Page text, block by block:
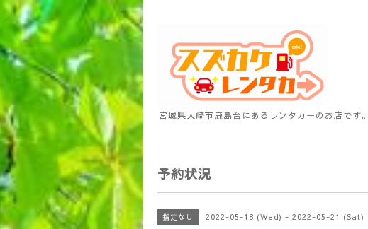
宮城県大崎市鹿島台にあるレンタカーのお店です。
予約状況
指定なし 2022-05-18 (Wed) - 2022-05-21 (Sat)